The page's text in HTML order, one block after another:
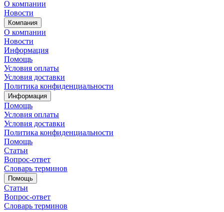
О компании
Новости
Компания
О компании
Новости
Информация
Помощь
Условия оплаты
Условия доставки
Политика конфиденциальности
Информация
Помощь
Условия оплаты
Условия доставки
Политика конфиденциальности
Помощь
Статьи
Вопрос-ответ
Словарь терминов
Помощь
Статьи
Вопрос-ответ
Словарь терминов